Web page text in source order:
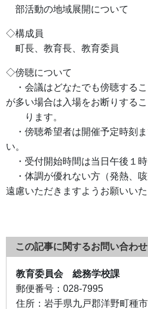
部活動の地域展開について
◇構成員
町長、教育長、教育委員
◇傍聴について
・会議はどなたでも傍聴する
が多い場合は入場をお断りする
ります。
・傍聴希望者は開催予定時刻
い。
・受付開始時間は当日午後１時
・体調が優れない方（発熱、
遠慮いただきますようお願いいた
この記事に関するお問い合わせ
教育委員会 総務学校課
郵便番号： 028-7995
住所： 岩手県九戸郡洋野町種